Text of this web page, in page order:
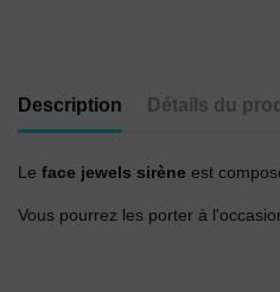
Description Détails du
Le face jewels sirène est
Vous pourrez les porter à